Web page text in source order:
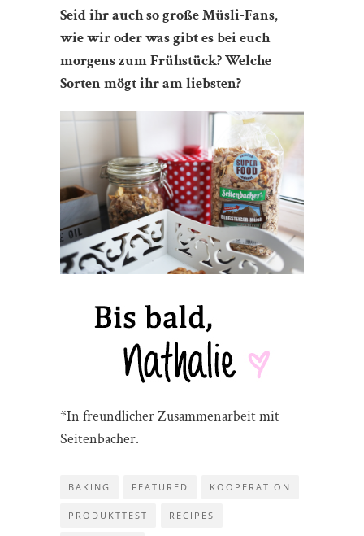
Seid ihr auch so große Müsli-Fans,
wie wir oder was gibt es bei euch
morgens zum Frühstück? Welche
Sorten mögt ihr am liebsten?
*In freundlicher Zusammenarbeit mit
Seitenbacher.
BAKING FEATURED KOOPERATION
PRODUKTTEST RECIPES